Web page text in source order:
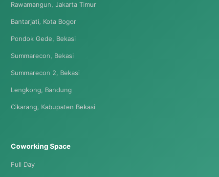
Rawamangun, Jakarta Timur
Bantarjati, Kota Bogor
Pondok Gede, Bekasi
Summarecon, Bekasi
Summarecon 2, Bekasi
Lengkong, Bandung
Cikarang, Kabupaten Bekasi
Coworking Space
Full Day